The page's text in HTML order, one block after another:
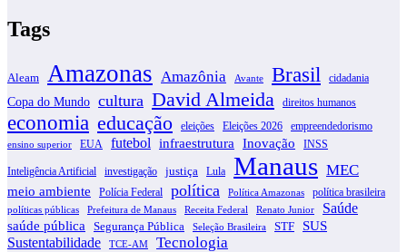
Tags
Aleam Amazonas Amazônia Avante Brasil cidadania
Copa do Mundo cultura David Almeida direitos humanos
economia educação eleições Eleições 2026 empreendedorismo
ensino superior EUA futebol infraestrutura Inovação INSS
Inteligência Artificial investigação justiça Lula Manaus MEC
meio ambiente Polícia Federal política Política Amazonas política brasileira
políticas públicas Prefeitura de Manaus Receita Federal Renato Junior Saúde
saúde pública Segurança Pública Seleção Brasileira STF
SUS
Sustentabilidade
TCE-AM Tecnologia